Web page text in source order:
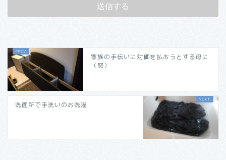
家族の手伝いに対価を払おうとする母に
（怒）
洗面所で手洗いのお洗濯